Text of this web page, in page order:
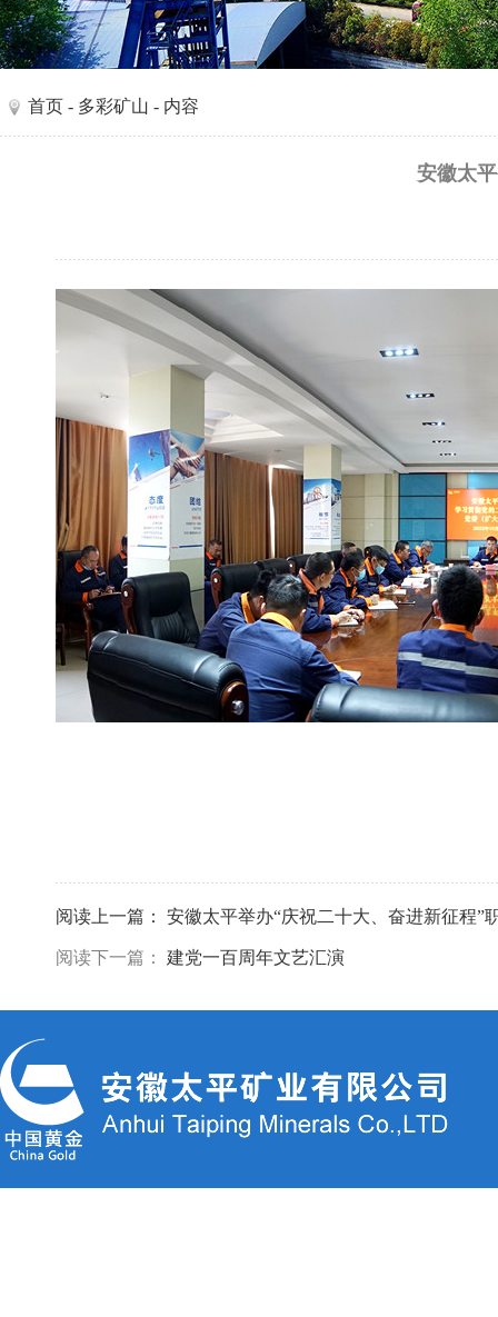
首页 - 多彩矿山 - 内容
安徽太
阅读上一篇： 安徽太平举办“庆祝二十大、奋进新征程”
阅读下一篇： 建党一百周年文艺汇演